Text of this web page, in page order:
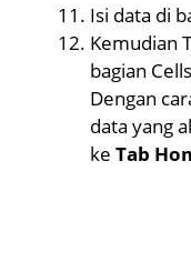
Isi data di
Kemudian
bagian
Dengan
data yang
ke Tab